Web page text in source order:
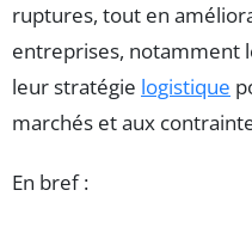
ruptures, tout en
entreprises, notamment
leur stratégie logistique
marchés et aux
En bref :